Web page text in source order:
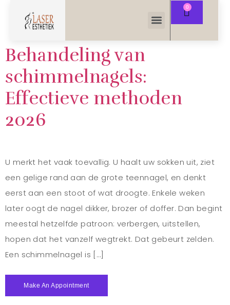
Behandeling van
schimmelnagels:
Effectieve methoden
2026
U merkt het vaak toevallig. U haalt uw sokken uit, ziet
een gelige rand aan de grote teennagel, en denkt
eerst aan een stoot of wat droogte. Enkele weken
later oogt de nagel dikker, brozer of doffer. Dan begint
meestal hetzelfde patroon: verbergen, uitstellen,
hopen dat het vanzelf wegtrekt. Dat gebeurt zelden.
Een schimmelnagel is […]
Make An Appointment